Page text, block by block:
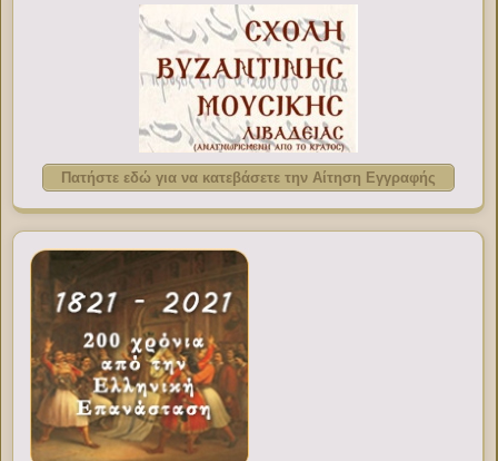
Πατήστε εδώ για να κατεβάσετε την Αίτηση Εγγραφής